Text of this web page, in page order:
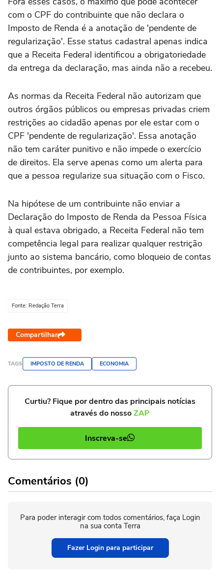
com o CPF do contribuinte que não declara o
Imposto de Renda é a anotação de 'pendente de
regularização'. Esse status cadastral apenas indica
que a Receita Federal identificou a obrigatoriedade
da entrega da declaração, mas ainda não a recebeu.
As normas da Receita Federal não autorizam que
outros órgãos públicos ou empresas privadas criem
restrições ao cidadão apenas por ele estar com o
CPF 'pendente de regularização'. Essa anotação
não tem caráter punitivo e não impede o exercício
de direitos. Ela serve apenas como um alerta para
que a pessoa regularize sua situação com o Fisco.
Na hipótese de um contribuinte não enviar a
Declaração do Imposto de Renda da Pessoa Física
à qual estava obrigado, a Receita Federal não tem
competência legal para realizar qualquer restrição
junto ao sistema bancário, como bloqueio de contas
de contribuintes, por exemplo.
Fonte: Redação Terra
Compartilhar
TAGS IMPOSTO DE RENDA ECONOMIA
Curtiu? Fique por dentro das principais notícias
através do nossoZAP
Inscreva-se
Comentários (0)
Para poder interagir com todos comentários, faça Login
na sua conta Terra
Fazer Login para participar